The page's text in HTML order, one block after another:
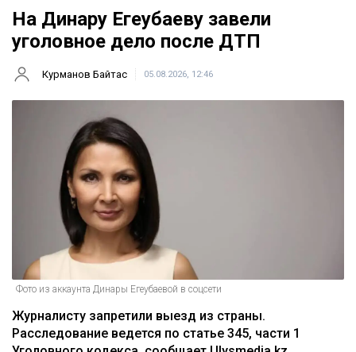
На Динару Егеубаеву завели
уголовное дело после ДТП
Курманов Байтас 05.08.2026, 12:46
Фото из аккаунта Динары Егеубаевой в соцсети
Журналисту запретили выезд из страны.
Расследование ведется по статье 345, части 1